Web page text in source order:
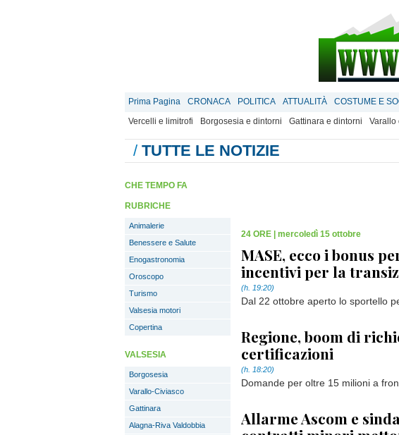
Prima Pagina CRONACA POLITICA ATTUALITÀ COSTUME E
Vercelli e limitrofi
Borgosesia e dintorni Gattinara e dintorni Varallo
/ TUTTE LE NOTIZIE
CHE TEMPO FA
RUBRICHE
Animalerie
Benessere e Salute
Enogastronomia
Oroscopo
Turismo
Valsesia motori
Copertina
VALSESIA
Borgosesia
Varallo-Civiasco
Gattinara
Alagna-Riva Valdobbia
24 ORE mercoledì 15 ottobre
MASE, ecco i bonus
incentivi per la
(h. 19:20)
Dal 22 ottobre aperto lo sportello
Regione, boom di
certificazioni
(h. 18:20)
Domande per oltre 15 milioni a
Allarme Ascom e